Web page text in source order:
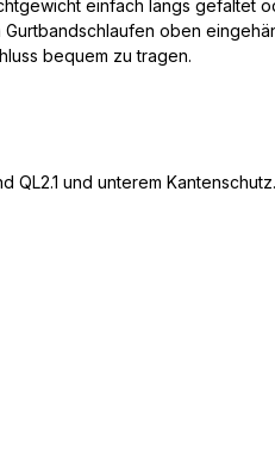
einfach längs
oben
bequem zu tragen.
QL2.1 und unterem Kantenschutz.